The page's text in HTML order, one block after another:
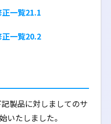
一覧21.1
一覧20.2
製品に対しましてのサ
いたしました。